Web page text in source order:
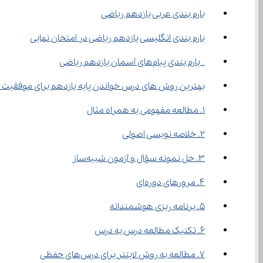
بارم بندی عربی یازدهم ریاضی
بارم بندی انگلیسی یازدهم ریاضی در امتحان نهایی
بارم بندی پیام‌های آسمان یازدهم ریاضی
بهترین روش های درس خواندن پایه یازدهم برای موفقیت در
۱. مطالعه مفهومی به همراه مثال
۲. خلاصه ‌نویسی اصولی
۳. حل نمونه سؤال و آزمون شبیه‌ساز
۴. مرورهای دوره‌ای
۵. برنامه ‌ریزی هوشمندانه
۶. تکنیک مطالعه درس به درس
۷. مطالعه به روش لایتنر برای درس‌های حفظی